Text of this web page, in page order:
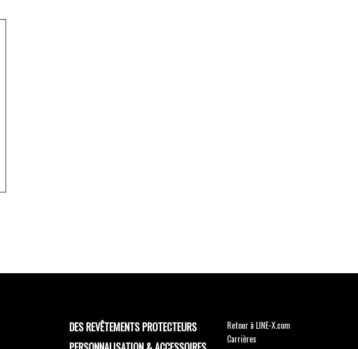
DES REVÊTEMENTS PROTECTEURS
Retour à LINE-X.com
Carrières